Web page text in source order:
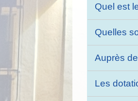
Quel est
Quelles
Auprès
Les